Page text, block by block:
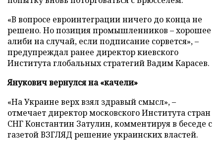
«В вопросе евроинтеграции ничего до конца не
решено. Но позиция промышленников – хорошее
алиби на случай, если подписание сорвется», –
предупреждал ранее директор киевского
Института глобальных стратегий Вадим Карасев.
Янукович вернулся на «качели»
«На Украине верх взял здравый смысл», –
отмечает директор московского Института стран
СНГ Константин Затулин, комментируя в беседе с
газетой ВЗГЛЯД решение украинских властей.